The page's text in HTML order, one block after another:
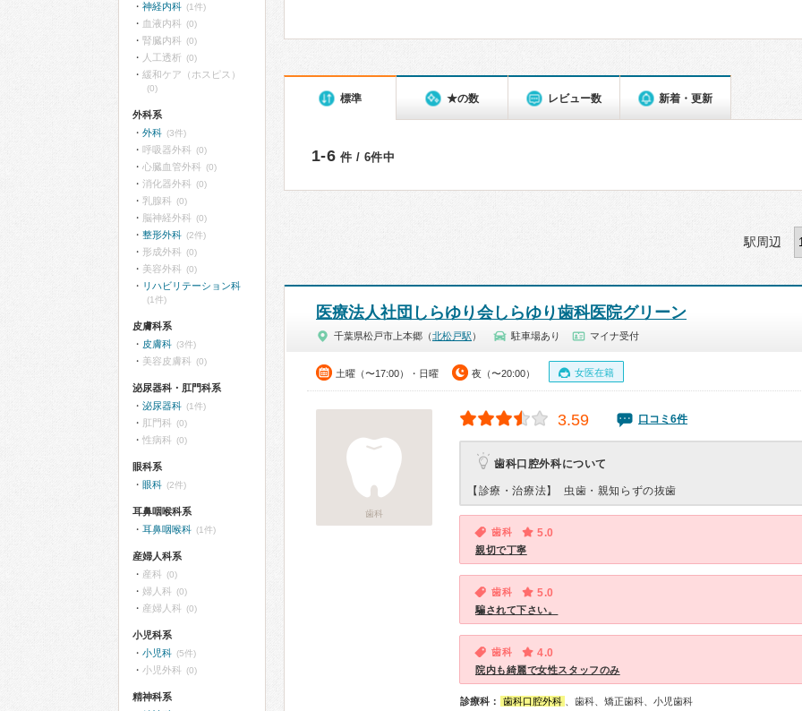
標準 ★の数 レビュー数 新着・更新
1-6 件 / 6件中
駅周辺
医療法人社団しらゆり会しらゆり歯科医院グリーン
千葉県松戸市上本郷（北松戸駅 ） 駐車場あり マイナ受付
土曜（〜17:00）・日曜 夜（〜20:00） 女医在籍
歯科
3.59 口コミ6件
歯科口腔外科について
【診療・治療法】 虫歯・親知らずの抜歯
歯科 5.0
親切で丁寧
歯科 5.0
騙されて下さい。
歯科 4.0
院内も綺麗で女性スタッフのみ
診療科： 歯科口腔外科 、歯科、矯正歯科、小児歯科
神経内科 (1件)
血液内科 (0)
腎臓内科 (0)
人工透析 (0)
緩和ケア（ホスピス）
(0)
外科系
外科 (3件)
呼吸器外科 (0)
心臓血管外科 (0)
消化器外科 (0)
乳腺科 (0)
脳神経外科 (0)
整形外科 (2件)
形成外科 (0)
美容外科 (0)
リハビリテーション科
(1件)
皮膚科系
皮膚科 (3件)
美容皮膚科 (0)
泌尿器科・肛門科系
泌尿器科 (1件)
肛門科 (0)
性病科 (0)
眼科系
眼科 (2件)
耳鼻咽喉科系
耳鼻咽喉科 (1件)
産婦人科系
産科 (0)
婦人科 (0)
産婦人科 (0)
小児科系
小児科 (5件)
小児外科 (0)
精神科系